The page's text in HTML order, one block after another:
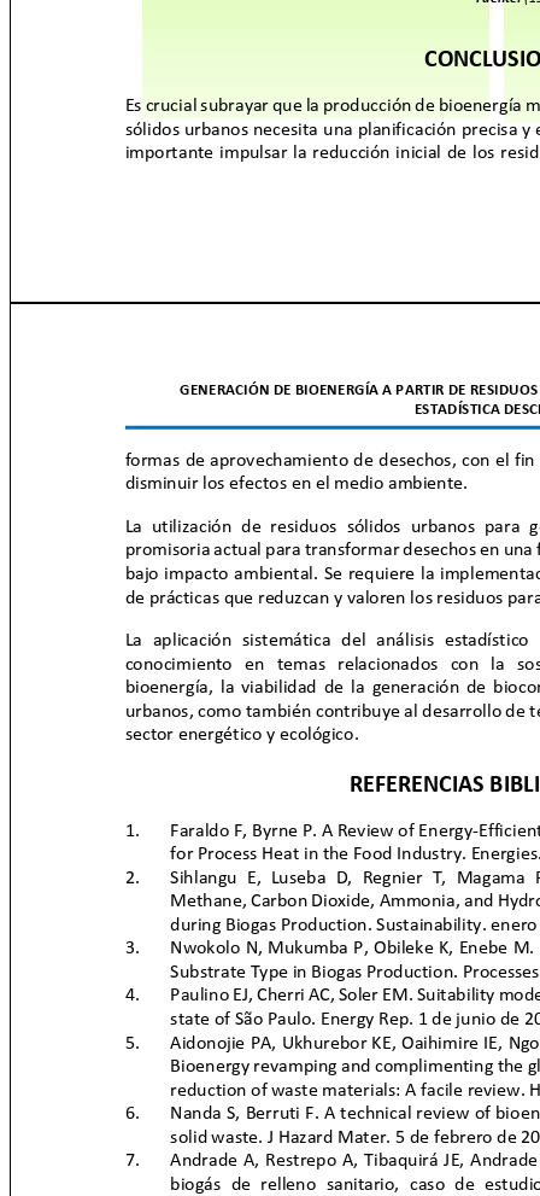
Es crucial subrayar que la producción de bioenergía
sólidos urbanos necesita una planificación precisa
importante impulsar la reducción inicial de los
GENERACIÓN DE BIOENERGÍA A PARTIR DE
ESTADÍSTICA
formas de aprovechamiento de desechos, con el
disminuir los efectos en el medio ambiente.
La utilización de residuos sólidos urbanos
promisoria actual para transformar desechos en
bajo impacto ambiental. Se requiere la
de prácticas que reduzcan y valoren los residuos
La aplicación sistemática del análisis
conocimiento en temas relacionados con la
bioenergía, la viabilidad de la generación de
urbanos, como también contribuye al desarrollo de
sector energético y ecológico.
REFERENCIAS
1.
2.
Faraldo F, Byrne P. A Review of Energy-
for Process Heat in the Food Industry.
Sihlangu E, Luseba D, Regnier T,
Methane, Carbon Dioxide, Ammonia, and
during Biogas Production. Sustainability.
3.
4.
5.
Nwokolo N, Mukumba P, Obileke K, Enebe
Substrate Type in Biogas Production.
Paulino EJ, Cherri AC, Soler EM. Suitability
state of São Paulo. Energy Rep. 1 de junio de
Aidonojie PA, Ukhurebor KE, Oaihimire IE,
Bioenergy revamping and complimenting
reduction of waste materials: A facile review.
Nanda S, Berruti F. A technical review of
solid waste. J Hazard Mater. 5 de febrero de
6.
7.
Andrade A, Restrepo A, Tibaquirá JE,
biogás de relleno sanitario, caso de